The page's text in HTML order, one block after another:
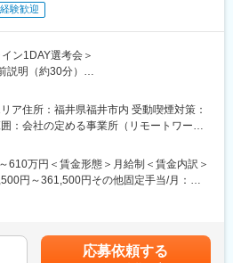
リアアップ：
パスを用意しております。
ブ制度：
す。AM1役職の役職者の半数以上は年収
10％は800万円以上稼ぐ営業もおります。
ムワークを重んじており、チームキャン
直帰型ですが孤独感はなく、週に数回チー
の共有、新人社員のサポートを実施しチ
験歓迎
ン1DAY選考会＞
説明（約30分）
す
能性もあります
場合、通常選考も可能です
ルティ製品の営業をお任せします。
工程に使用される製品（レーザー探査
ア住所：福井県福井市内 受動喫煙対策：
：会社の定める事業所（リモートワーク
610万円＜賃金形態＞月給制＜賃金内訳＞
円～361,500円その他固定手当/月：
半期営業報奨金■賞与年１回■入社後のイン
■モデル年収（固定給8割）：・700万円
応募依頼する